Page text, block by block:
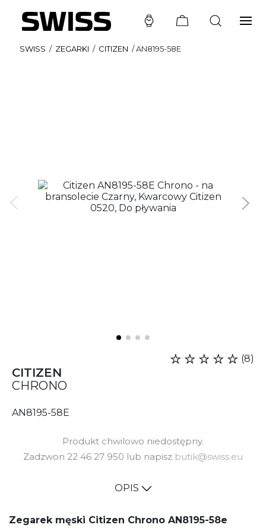
SWISS / ZEGARKI / CITIZEN /AN8195-58E
CITIZEN
CHRONO
(8)
AN8195-58E
Produkt chwilowo niedostępny.
Zadzwon 22 46 27 950 lub napisz butik@swiss.eu
OPIS
Zegarek męski Citizen Chrono AN8195-58e